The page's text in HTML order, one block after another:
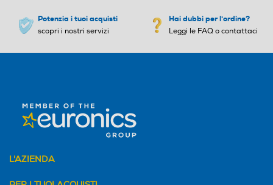
Potenzia i tuoi acquisti
scopri i nostri servizi
Hai dubbi per l'ordine?
Leggi le FAQ o contattaci
L'AZIENDA